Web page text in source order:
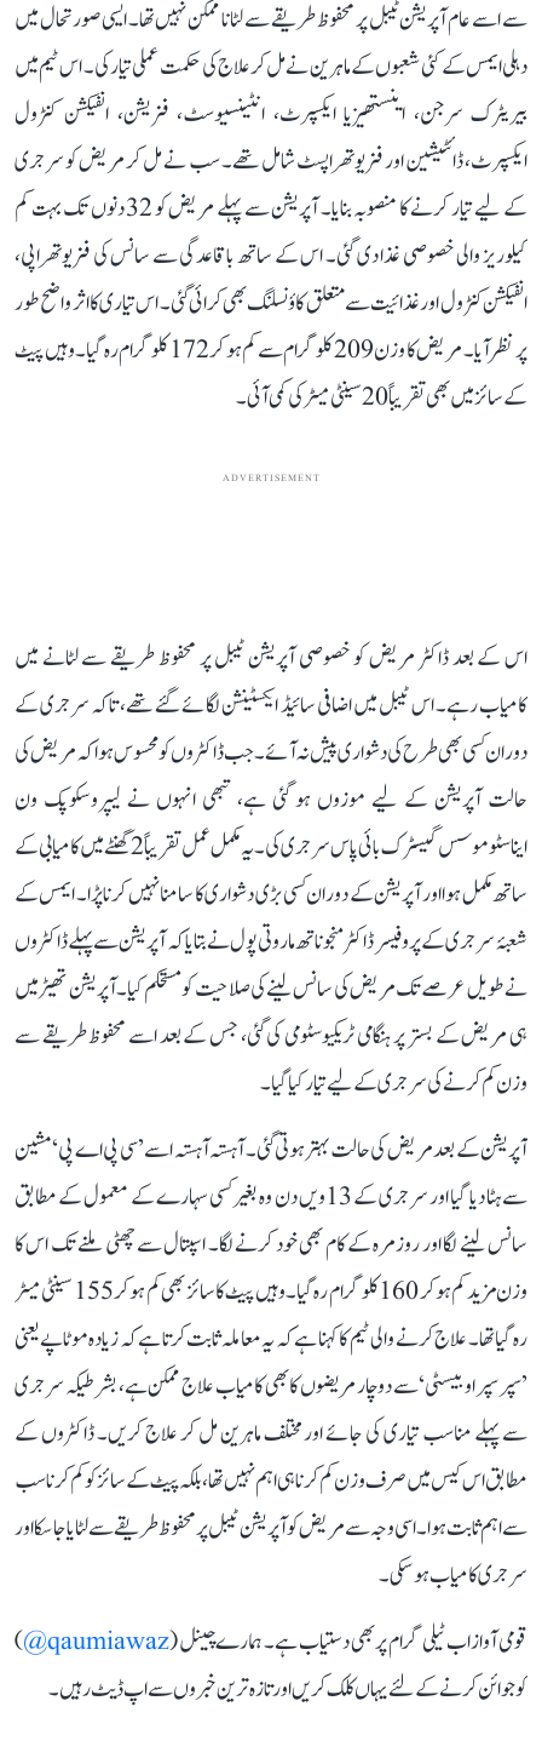
سے اسے عام آپریشن ٹیبل پر محفوظ طریقے سے لٹانا ممکن نہیں تھا۔ ایسی صورتحال میں
دہلی ایمس کے کئی شعبوں کے ماہرین نے مل کر علاج کی حکمت عملی تیار کی۔ اس ٹیم میں
بیریٹرک سرجن، اینستھیزیا ایکسپرٹ، انٹینسیوسٹ، فزیشن، انفیکشن کنٹرول
ایکسپرٹ، ڈائٹیشین اور فزیوتھراپسٹ شامل تھے۔ سب نے مل کر مریض کو سرجری
کے لیے تیار کرنے کا منصوبہ بنایا۔ آپریشن سے پہلے مریض کو 32 دنوں تک بہت کم
کیلوریز والی خصوصی غذا دی گئی۔ اس کے ساتھ باقاعدگی سے سانس کی فزیوتھراپی،
انفیکشن کنٹرول اور غذائیت سے متعلق کاؤنسلنگ بھی کرائی گئی۔ اس تیاری کا اثر واضح طور
پر نظر آیا۔ مریض کا وزن 209 کلوگرام سے کم ہو کر 172 کلوگرام رہ گیا۔ وہیں پیٹ
کے سائز میں بھی تقریباً 20 سینٹی میٹر کی کمی آئی۔
ADVERTISEMENT
اس کے بعد ڈاکٹر مریض کو خصوصی آپریشن ٹیبل پر محفوظ طریقے سے لٹانے میں
کامیاب رہے۔ اس ٹیبل میں اضافی سائیڈ ایکسٹینشن لگائے گئے تھے، تاکہ سرجری کے
دوران کسی بھی طرح کی دشواری پیش نہ آئے۔ جب ڈاکٹروں کو محسوس ہوا کہ مریض کی
حالت آپریشن کے لیے موزوں ہو گئی ہے، تبھی انہوں نے لیپروسکوپک ون
ایناسٹوموسس گیسٹرک بائی پاس سرجری کی۔ یہ مکمل عمل تقریباً 2 گھنٹے میں کامیابی کے
ساتھ مکمل ہوا اور آپریشن کے دوران کسی بڑی دشواری کا سامنا نہیں کرنا پڑا۔ ایمس کے
شعبۂ سرجری کے پروفیسر ڈاکٹر منجوناتھ ماروتی پول نے بتایا کہ آپریشن سے پہلے ڈاکٹروں
نے طویل عرصے تک مریض کی سانس لینے کی صلاحیت کو مستحکم کیا۔ آپریشن تھیٹر میں
ہی مریض کے بستر پر ہنگامی ٹریکیوسٹومی کی گئی، جس کے بعد اسے محفوظ طریقے سے
وزن کم کرنے کی سرجری کے لیے تیار کیا گیا۔
آپریشن کے بعد مریض کی حالت بہتر ہوتی گئی۔ آہستہ آہستہ اسے ’سی پی اے پی‘ مشین
سے ہٹا دیا گیا اور سرجری کے 13ویں دن وہ بغیر کسی سہارے کے معمول کے مطابق
سانس لینے لگا اور روزمرہ کے کام بھی خود کرنے لگا۔ اسپتال سے چھٹی ملنے تک اس کا
وزن مزید کم ہو کر 160 کلوگرام رہ گیا۔ وہیں پیٹ کا سائز بھی کم ہو کر 155 سینٹی میٹر
رہ گیا تھا۔ علاج کرنے والی ٹیم کا کہنا ہے کہ یہ معاملہ ثابت کرتا ہے کہ زیادہ موٹاپے یعنی
’سپر سپر اوبیسٹی‘ سے دوچار مریضوں کا بھی کامیاب علاج ممکن ہے، بشرطیکہ سرجری
سے پہلے مناسب تیاری کی جائے اور مختلف ماہرین مل کر علاج کریں۔ ڈاکٹروں کے
مطابق اس کیس میں صرف وزن کم کرنا ہی اہم نہیں تھا، بلکہ پیٹ کے سائز کو کم کرنا سب
سے اہم ثابت ہوا۔ اسی وجہ سے مریض کو آپریشن ٹیبل پر محفوظ طریقے سے لٹایا جا سکا اور
سرجری کامیاب ہو سکی۔
قومی آواز اب ٹیلی گرام پر بھی دستیاب ہے۔ ہمارے چینل (qaumiawaz@
)
کو جوائن کرنے کے لئے یہاں کلک کریں اور تازہ ترین خبروں سے اپ ڈیٹ رہیں۔